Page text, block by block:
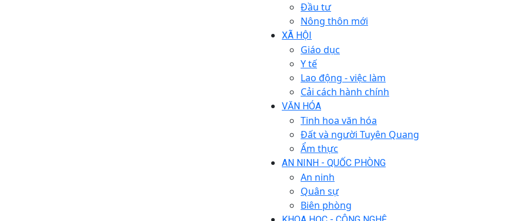
Đầu tư
Nông thôn mới
XÃ HỘI
Giáo dục
Y tế
Lao động - việc làm
Cải cách hành chính
VĂN HÓA
Tinh hoa văn hóa
Đất và người Tuyên Quang
Ẩm thực
AN NINH - QUỐC PHÒNG
An ninh
Quân sự
Biên phòng